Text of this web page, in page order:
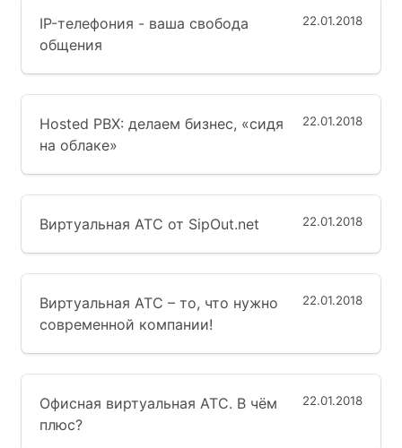
22.01.2018
IP-телефония - ваша свобода
общения
22.01.2018
Hosted PBX: делаем бизнес, «сидя
на облаке»
22.01.2018
Виртуальная АТС от SipOut.net
22.01.2018
Виртуальная АТС – то, что нужно
современной компании!
22.01.2018
Офисная виртуальная АТС. В чём
плюс?